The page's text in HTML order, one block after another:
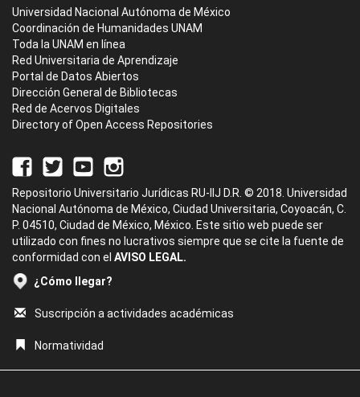
Universidad Nacional Autónoma de México
Coordinación de Humanidades UNAM
Toda la UNAM en línea
Red Universitaria de Aprendizaje
Portal de Datos Abiertos
Dirección General de Bibliotecas
Red de Acervos Digitales
Directory of Open Access Repositories
Repositorio Universitario Jurídicas RU-IIJ D.R. © 2018. Universidad
Nacional Autónoma de México, Ciudad Universitaria, Coyoacán, C.
P. 04510, Ciudad de México, México. Este sitio web puede ser
utilizado con fines no lucrativos siempre que se cite la fuente de
conformidad con el AVISO LEGAL.
¿Cómo llegar?
Suscripción a actividades académicas
Normatividad